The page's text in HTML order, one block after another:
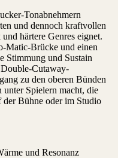
Tonabnehmern
und dennoch kraftvollen
härtere Genres eignet.
Matic-Brücke und einen
Stimmung und Sustain
Cutaway-
zu den oberen Bünden
Spielern macht, die
Bühne oder im Studio
und Resonanz